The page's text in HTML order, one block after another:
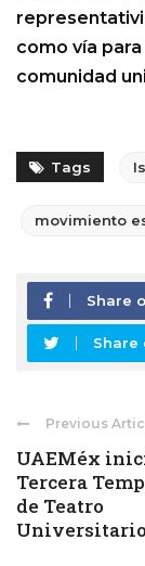
como vía
comunidad
Tags
movimiento
Share
Share
Previous
UAEMéx
Tercera
de Teatro
Universitario